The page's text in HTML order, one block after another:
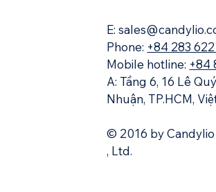
làm rõ một vài thuật ngữ chính:
Relationship Management) : Tạm
Quan hệ Khách hàng "
E:
Phone:
+84 283
Mobile hotline:+84
A: Tầng 6, 16 Lê
Nhuận, TP.HCM,
© 2016 by Candylio